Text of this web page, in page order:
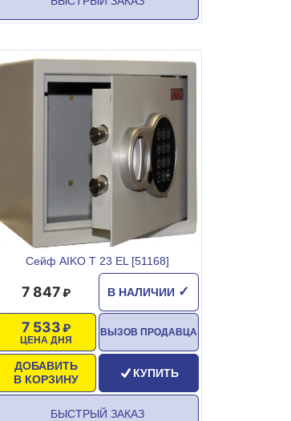
Сейф AIKO T 23 EL [51168]
В НАЛИЧИИ ✓
7 847
ЦЕНА ДНЯ
7 533
ДОБАВИТЬ
В КОРЗИНУ
ВЫЗОВ ПРОДАВЦА
КУПИТЬ
БЫСТРЫЙ ЗАКАЗ